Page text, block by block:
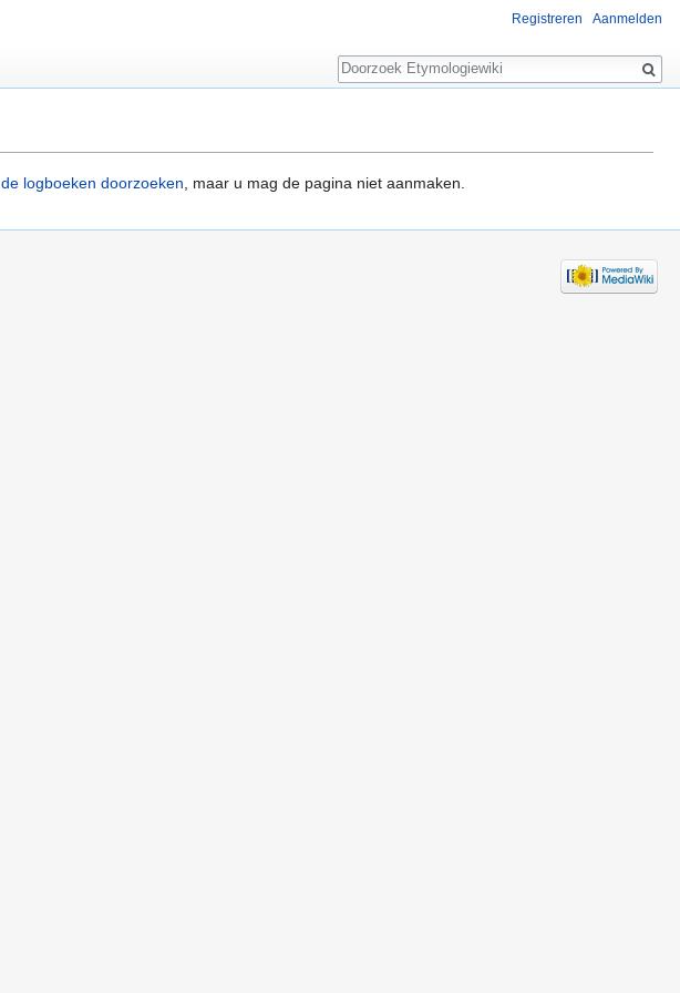
de logboeken doorzoeken, maar u mag de pagina niet aanmaken.
Registreren Aanmelden
Zoeken